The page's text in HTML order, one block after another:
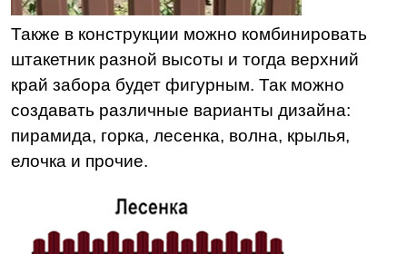
Также в конструкции можно комбинировать
штакетник разной высоты и тогда верхний
край забора будет фигурным. Так можно
создавать различные варианты дизайна:
пирамида, горка, лесенка, волна, крылья,
елочка и прочие.